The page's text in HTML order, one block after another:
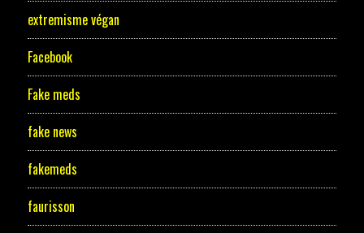
extremisme végan
Facebook
Fake meds
fake news
fakemeds
faurisson